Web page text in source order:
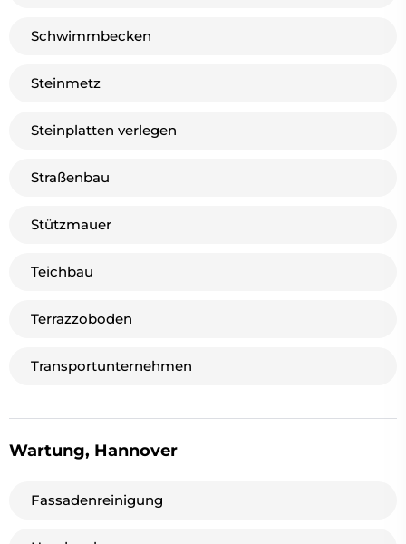
Schwimmbecken
Steinmetz
Steinplatten verlegen
Straßenbau
Stützmauer
Teichbau
Terrazzoboden
Transportunternehmen
Wartung, Hannover
Fassadenreinigung